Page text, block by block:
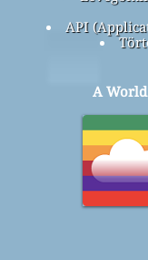
API
A